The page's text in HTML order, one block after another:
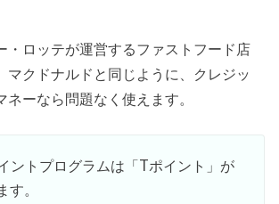
・ロッテが運営するファストフード店
マクドナルドと同じように、クレジッ
ネーなら問題なく使えます。
ントプログラムは「Tポイント」が
。